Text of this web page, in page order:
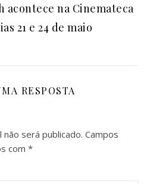
acontece na Cinemateca
21 e 24 de maio
RESPOSTA
será publicado. Campos
com *